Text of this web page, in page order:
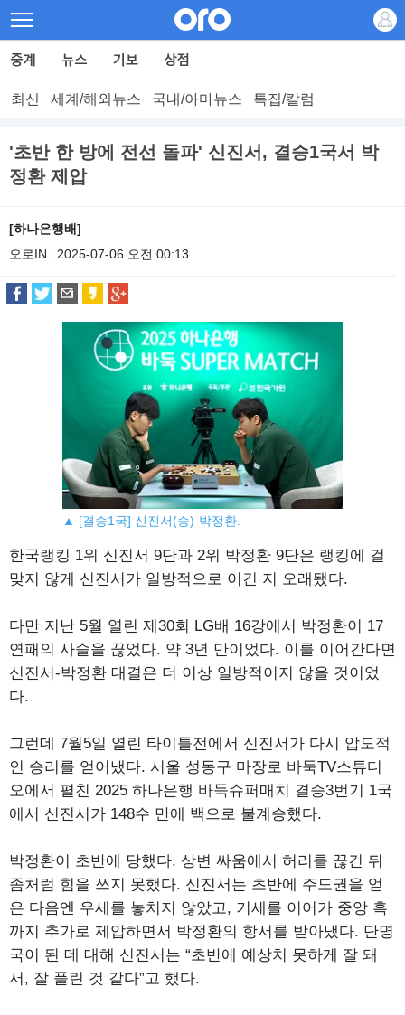
최신 세계/해외뉴스 국내/아마뉴스 특집/칼럼
'초반 한 방에 전선 돌파' 신진서, 결승1국서 박
정환 제압
[하나은행배]
오로IN
2025-07-06 오전 00:13
▲ [결승1국] 신진서(승)-박정환.
한국랭킹 1위 신진서 9단과 2위 박정환 9단은 랭킹에 걸
맞지 않게 신진서가 일방적으로 이긴 지 오래됐다.
다만 지난 5월 열린 제30회 LG배 16강에서 박정환이 17
연패의 사슬을 끊었다. 약 3년 만이었다. 이를 이어간다면
신진서-박정환 대결은 더 이상 일방적이지 않을 것이었
다.
그런데 7월5일 열린 타이틀전에서 신진서가 다시 압도적
인 승리를 얻어냈다. 서울 성동구 마장로 바둑TV스튜디
오에서 펼친 2025 하나은행 바둑슈퍼매치 결승3번기 1국
에서 신진서가 148수 만에 백으로 불계승했다.
박정환이 초반에 당했다. 상변 싸움에서 허리를 끊긴 뒤
좀처럼 힘을 쓰지 못했다. 신진서는 초반에 주도권을 얻
은 다음엔 우세를 놓치지 않았고, 기세를 이어가 중앙 흑
까지 추가로 제압하면서 박정환의 항서를 받아냈다. 단명
국이 된 데 대해 신진서는 “초반에 예상치 못하게 잘 돼
서, 잘 풀린 것 같다”고 했다.